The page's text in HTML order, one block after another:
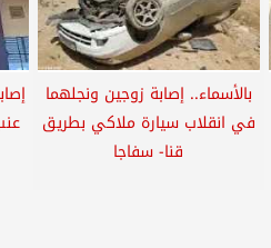
بالأسماء.. إصابة زوجين ونجلهما
في انقلاب سيارة ملاكي بطريق
قنا- سفاجا